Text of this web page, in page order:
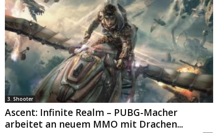
3. Shooter
Ascent: Infinite Realm – PUBG-Macher
arbeitet an neuem MMO mit Drachen...